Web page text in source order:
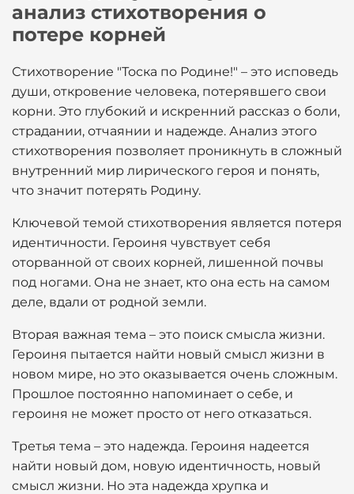
анализ стихотворения о
потере корней
Стихотворение "Тоска по Родине!" – это исповедь
души, откровение человека, потерявшего свои
корни. Это глубокий и искренний рассказ о боли,
страдании, отчаянии и надежде. Анализ этого
стихотворения позволяет проникнуть в сложный
внутренний мир лирического героя и понять,
что значит потерять Родину.
Ключевой темой стихотворения является потеря
идентичности. Героиня чувствует себя
оторванной от своих корней, лишенной почвы
под ногами. Она не знает, кто она есть на самом
деле, вдали от родной земли.
Вторая важная тема – это поиск смысла жизни.
Героиня пытается найти новый смысл жизни в
новом мире, но это оказывается очень сложным.
Прошлое постоянно напоминает о себе, и
героиня не может просто от него отказаться.
Третья тема – это надежда. Героиня надеется
найти новый дом, новую идентичность, новый
смысл жизни. Но эта надежда хрупка и